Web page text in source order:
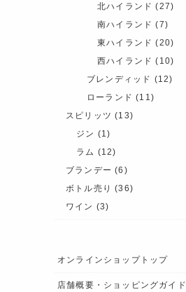
北ハイランド (27)
南ハイランド (7)
東ハイランド (20)
西ハイランド (10)
ブレンディッド (12)
ローランド (11)
スピリッツ (13)
ジン (1)
ラム (12)
ブランデー (6)
ボトル売り (36)
ワイン (3)
オンラインショップトップ
店舗概要・ショッピングガイド